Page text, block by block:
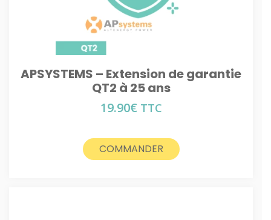
APSYSTEMS – Extension de garantie
QT2 à 25 ans
19.90€ TTC
COMMANDER